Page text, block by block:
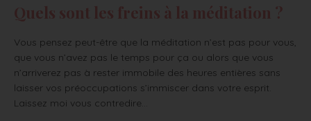
Vous pensez peut-être que la méditation n’est pas pour vous,
que vous n’avez pas le temps pour ça ou alors que vous
n’arriverez pas à rester immobile des heures entières sans
laisser vos préoccupations s’immiscer dans votre esprit.
Laissez moi vous contredire…